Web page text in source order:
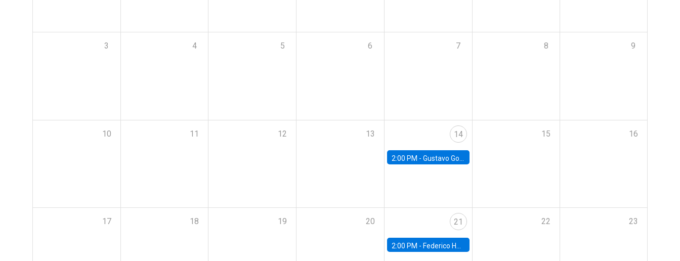
3 4 5 6 7 8 9
10 11 12 13 14
2:00 PM - Gustavo González - Banco Central de Chile
15 16
17 18 19 20 21
2:00 PM - Federico Huneeus - Banco Central de Chile
22 23